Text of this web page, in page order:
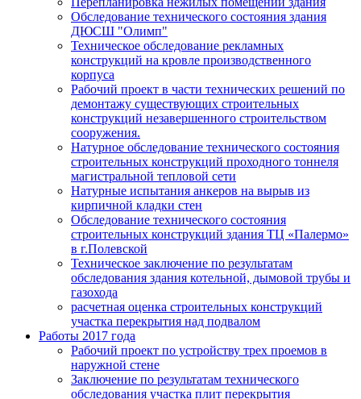
Обследование технического состояния здания
ДЮСШ "Олимп"
Техническое обследование рекламных
конструкций на кровле производственного
корпуса
Рабочий проект в части технических решений по
демонтажу существующих строительных
конструкций незавершенного строительством
сооружения.
Натурное обследование технического состояния
строительных конструкций проходного тоннеля
магистральной тепловой сети
Натурные испытания анкеров на вырыв из
кирпичной кладки стен
Обследование технического состояния
строительных конструкций здания ТЦ «Палермо»
в г.Полевской
Техническое заключение по результатам
обследования здания котельной, дымовой трубы и
газохода
расчетная оценка строительных конструкций
участка перекрытия над подвалом
Работы 2017 года
Рабочий проект по устройству трех проемов в
наружной стене
Заключение по результатам технического
обследования участка плит перекрытия